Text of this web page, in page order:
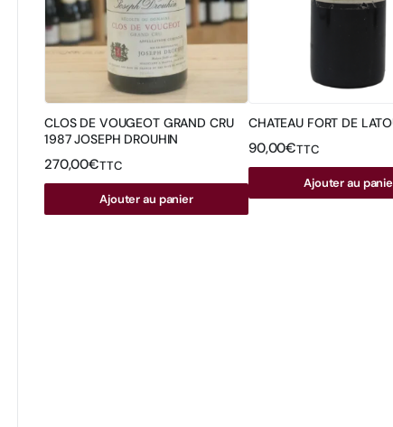
CLOS DE VOUGEOT GRAND CRU
1987 JOSEPH DROUHIN
270,00€TTC
Ajouter au panier
CHATEAU FORT DE
90,00€TTC
Ajouter au